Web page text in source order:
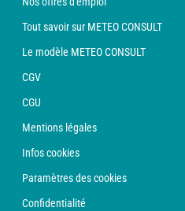
Tout savoir sur METEO CONSULT
Le modèle METEO CONSULT
CGV
CGU
Mentions légales
Infos cookies
Paramètres des cookies
Confidentialité